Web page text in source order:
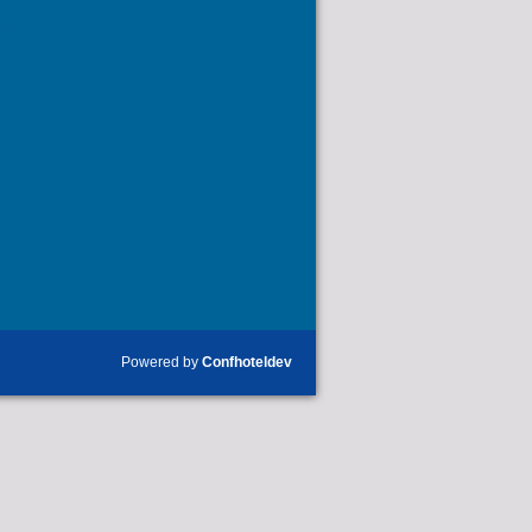
Powered by Confhoteldev